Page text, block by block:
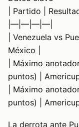
| Partido |
|—|—|—|—|
| Venezuela vs
México |
| Máximo
puntos) |
| Máximo
puntos) |
La derrota ante